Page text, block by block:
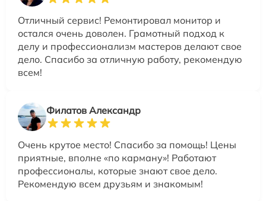
Отличный сервис! Ремонтировал монитор и
остался очень доволен. Грамотный подход к
делу и профессионализм мастеров делают свое
дело. Спасибо за отличную работу, рекомендую
всем!
Филатов Александр
Очень крутое место! Спасибо за помощь! Цены
приятные, вполне «по карману»! Работают
профессионалы, которые знают свое дело.
Рекомендую всем друзьям и знакомым!